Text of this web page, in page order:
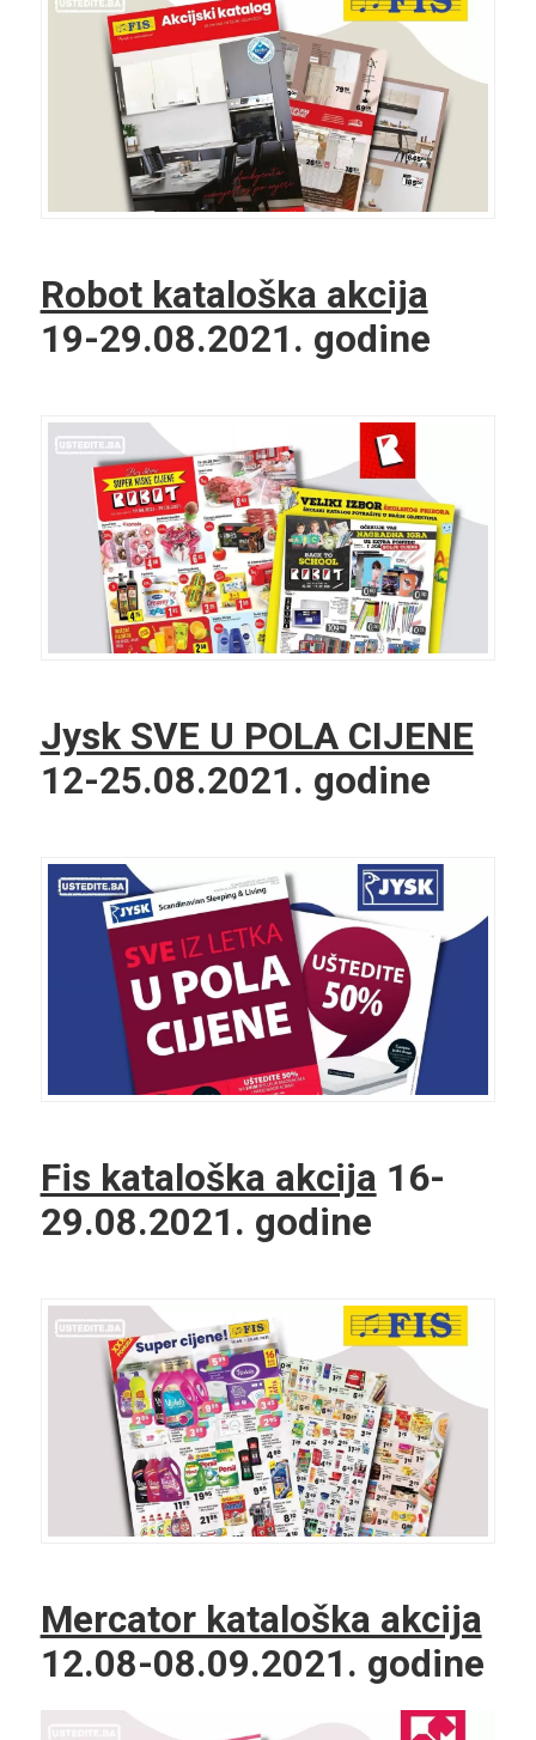
Robot kataloška akcija
19-29.08.2021. godine
Jysk SVE U POLA CIJENE
12-25.08.2021. godine
Fis kataloška akcija 16-
29.08.2021. godine
Mercator kataloška akcija
12.08-08.09.2021. godine